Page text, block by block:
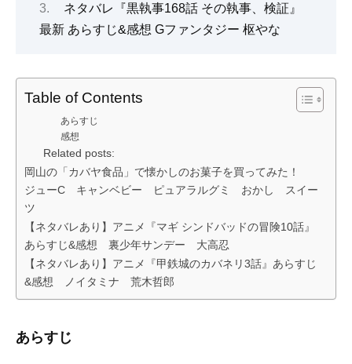
ネタバレ『黒執事168話 その執事、検証』
最新 あらすじ&感想 Gファンタジー 枢やな
Table of Contents
あらすじ
感想
Related posts:
岡山の「カバヤ食品」で懐かしのお菓子を買ってみた！
ジューC キャンベビー ピュアラルグミ おかし スイー
ツ
【ネタバレあり】アニメ『マギ シンドバッドの冒険10話』
あらすじ&感想 裏少年サンデー 大高忍
【ネタバレあり】アニメ『甲鉄城のカバネリ3話』あらすじ
&感想 ノイタミナ 荒木哲郎
あらすじ